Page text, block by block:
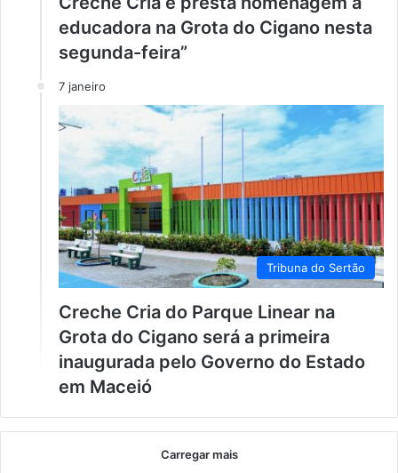
educadora na Grota do Cigano nesta
segunda-feira”
7 janeiro
Tribuna do Sertão
Creche Cria do Parque Linear na
Grota do Cigano será a primeira
inaugurada pelo Governo do Estado
em Maceió
Carregar mais